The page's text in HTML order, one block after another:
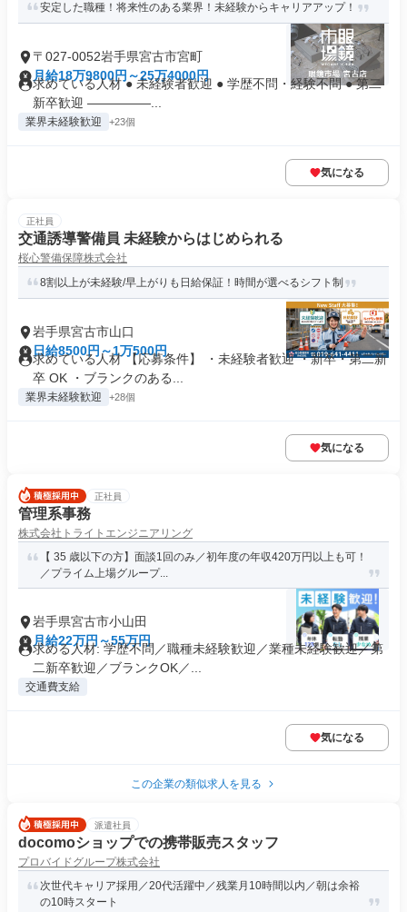
安定した職種！将来性のある業界！未経験からキャリアアップ！
〒027-0052岩手県宮古市宮町
月給18万9800円～25万4000円
求めている人材 ● 未経験者歓迎 ● 学歴不問・経験不問 ● 第二
新卒歓迎 ―――――...
業界未経験歓迎 +23個
気になる
正社員
交通誘導警備員 未経験からはじめられる
桜心警備保障株式会社
8割以上が未経験/早上がりも日給保証！時間が選べるシフト制
岩手県宮古市山口
日給8500円～1万500円
求めている人材 【応募条件】 ・未経験者歓迎 ・新卒・第二新
卒 OK ・ブランクのある...
業界未経験歓迎 +28個
気になる
正社員
管理系事務
株式会社トライトエンジニアリング
【 35 歳以下の方】面談1回のみ／初年度の年収420万円以上も可！
／プライム上場グループ...
岩手県宮古市小山田
月給22万円～55万円
求める人材: 学歴不問／職種未経験歓迎／業種未経験歓迎／第
二新卒歓迎／ブランクOK／...
交通費支給
気になる
この企業の類似求人を見る
派遣社員
docomoショップでの携帯販売スタッフ
プロバイドグループ株式会社
次世代キャリア採用／20代活躍中／残業月10時間以内／朝は余裕
の10時スタート